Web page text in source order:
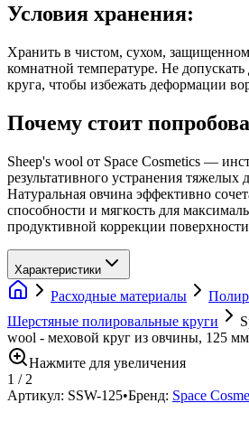
Условия хранения:
Хранить в чистом, сухом,
комнатной температуре. Не
круга, чтобы избежать деформации
Почему стоит
Sheep's wool от Space Cosmetics —
результативного устранения
Натуральная овчина эффективно
способности и мягкость для
продуктивной коррекции
Характеристики
Расходные материалы
Шерстяные полировальные круги
wool - меховой круг из овчины, 125 мм
Нажмите для увеличения
1 / 2
Артикул: SSW-125•Бренд: Space